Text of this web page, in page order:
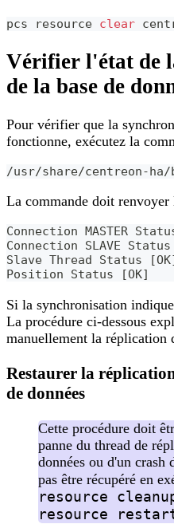
pcs resource clear
Vérifier l'état de
de la base de
Pour vérifier que la
fonctionne, exécutez la
/usr/share/centreon-
La commande doit
Connection MASTER Status
Connection SLAVE Status
Slave Thread Status
Position Status [OK]
Si la synchronisation indique
La procédure ci-dessous
manuellement la réplication
Restaurer la
de données
Cette procédure doit
panne du thread de
données ou d'un crash
pas être récupéré en
resource
resource restart